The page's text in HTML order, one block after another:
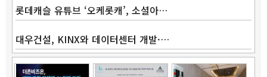
롯데캐슬 유튜브 ‘오케롯캐’, 소셜아…
대우건설, KINX와 데이터센터 개발·…